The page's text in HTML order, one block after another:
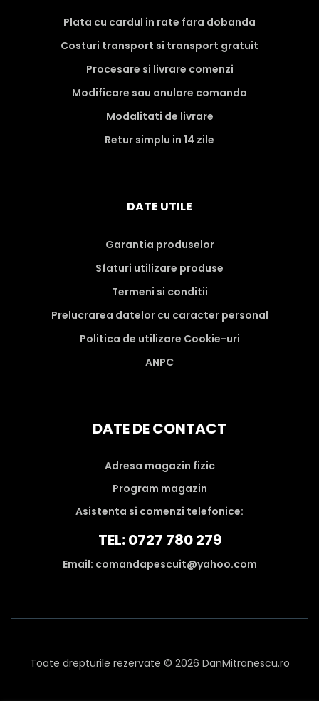
Plata cu cardul in rate fara dobanda
Costuri transport si transport gratuit
Procesare si livrare comenzi
Modificare sau anulare comanda
Modalitati de livrare
Retur simplu in 14 zile
DATE UTILE
Garantia produselor
Sfaturi utilizare produse
Termeni si conditii
Prelucrarea datelor cu caracter personal
Politica de utilizare Cookie-uri
ANPC
DATE DE CONTACT
Adresa magazin fizic
Program magazin
Asistenta si comenzi telefonice:
TEL: 0727 780 279
Email: comandapescuit@yahoo.com
Toate drepturile rezervate © 2026 DanMitranescu.ro